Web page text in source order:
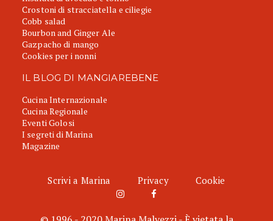
Crostoni di stracciatella e ciliegie
Cobb salad
Bourbon and Ginger Ale
Gazpacho di mango
Cookies per i nonni
IL BLOG DI MANGIAREBENE
Cucina Internazionale
Cucina Regionale
Eventi Golosi
I segreti di Marina
Magazine
Scrivi a Marina Privacy Cookie